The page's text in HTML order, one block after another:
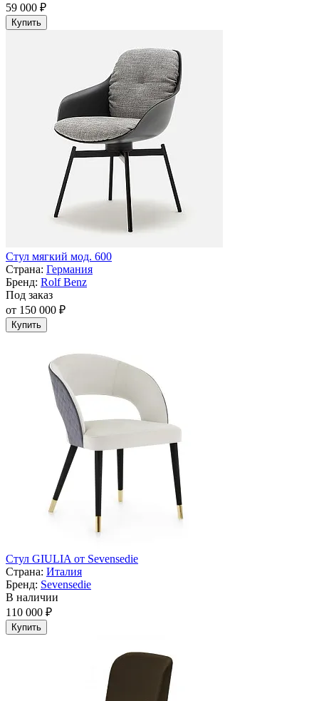
59 000 ₽
Купить
Стул мягкий мод. 600
Страна: Германия
Бренд: Rolf Benz
Под заказ
от 150 000 ₽
Купить
Стул GIULIA от Sevensedie
Страна: Италия
Бренд: Sevensedie
В наличии
110 000 ₽
Купить